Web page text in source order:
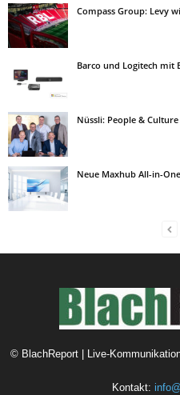
Compass Group: Levy
Barco und Logitech mit
Nüssli: People &
Neue Maxhub All-in-
© BlachReport | Live-
Kontakt: